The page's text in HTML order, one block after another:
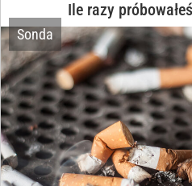
Jeszcze ani razu, ale
spróbować
Nie zamierzam rzucić
Jeden raz
2-3 razy
Ile razy
Sonda